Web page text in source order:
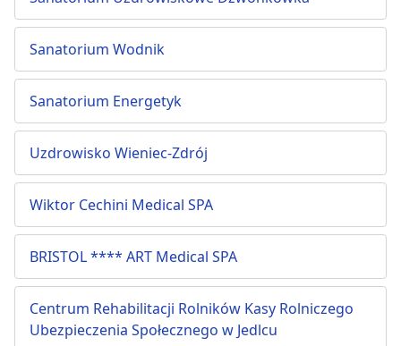
Sanatorium Wodnik
Sanatorium Energetyk
Uzdrowisko Wieniec-Zdrój
Wiktor Cechini Medical SPA
BRISTOL **** ART Medical SPA
Centrum Rehabilitacji Rolników Kasy Rolniczego
Ubezpieczenia Społecznego w Jedlcu